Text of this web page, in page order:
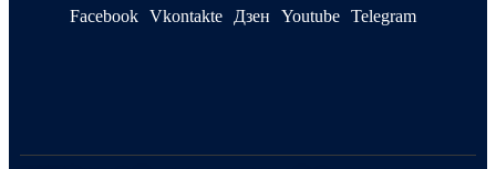
Facebook Vkontakte Дзен Youtube Telegram